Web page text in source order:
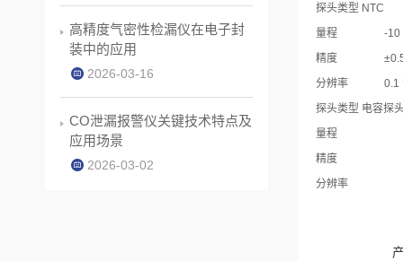
探头类型 NTC
量程
-10
精度
分辨率
0.1
探头类型 电容探
量程
精度
分辨率
高精度气密性检漏仪在电子封
装中的应用
2026-03-16
CO泄漏报警仪关键技术特点及
应用场景
2026-03-02